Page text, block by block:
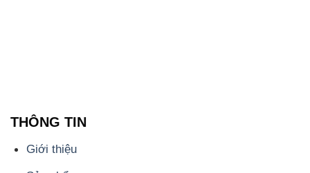
Chính sách và quy định chung
Tin tức